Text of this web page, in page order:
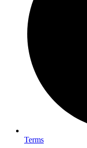
Terms